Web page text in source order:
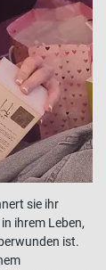
sie ihr
ihrem Leben,
ist.